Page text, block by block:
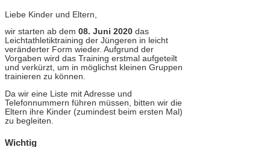
Liebe Kinder und Eltern,
wir starten ab dem 08. Juni 2020 das
Leichtathletiktraining der Jüngeren in leicht
veränderter Form wieder. Aufgrund der
Vorgaben wird das Training erstmal aufgeteilt
und verkürzt, um in möglichst kleinen Gruppen
trainieren zu können.
Da wir eine Liste mit Adresse und
Telefonnummern führen müssen, bitten wir die
Eltern ihre Kinder (zumindest beim ersten Mal)
zu begleiten.
Wichtig